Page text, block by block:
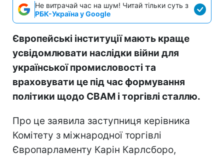
Не витрачай час на шум! Читай тільки суть з
РБК-Україна у Google
Європейські інституції мають краще
усвідомлювати наслідки війни для
української промисловості та
враховувати це під час формування
політики щодо CBAM і торгівлі сталлю.
Про це заявила заступниця керівника
Комітету з міжнародної торгівлі
Європарламенту Карін Карлсборо,